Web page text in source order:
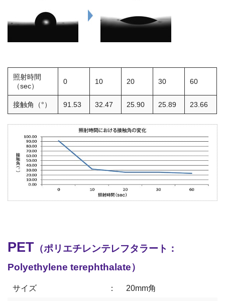
照射時間
（sec）
0 10 20 30 60
接触角（°） 91.53 32.47 25.90 25.89 23.66
PET （ポリエチレンテレフタラート：
Polyethylene terephthalate）
サイズ ： 20mm角